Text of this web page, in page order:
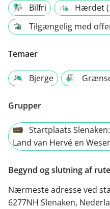
Bilfri Hærdet
Tilgængelig med
Temaer
Bjerge
Grupper
Startplaats
Land van Hervé en
Begynd og slutning af
Nærmeste adresse ved
6277NH Slenaken,